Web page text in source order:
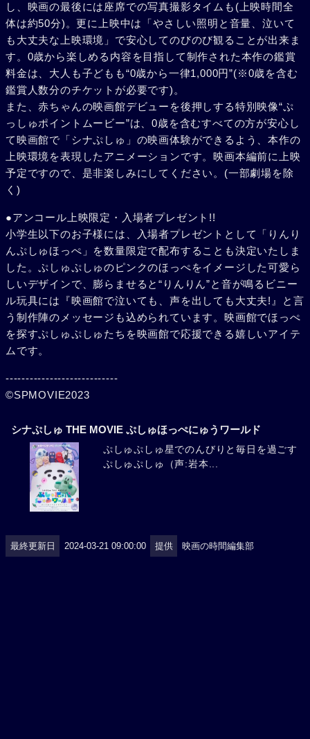
し、映画の最後には座席での写真撮影タイムも(上映時間全
体は約50分)。更に上映中は「やさしい照明と音量、泣いて
も大丈夫な上映環境」で安心してのびのび観ることが出来ま
す。0歳から楽しめる内容を目指して制作された本作の鑑賞
料金は、大人も子どもも“0歳から一律1,000円”(※0歳を含む
鑑賞人数分のチケットが必要です)。
また、赤ちゃんの映画館デビューを後押しする特別映像“ぷ
っしゅポイントムービー”は、0歳を含むすべての方が安心し
て映画館で「シナぷしゅ」の映画体験ができるよう、本作の
上映環境を表現したアニメーションです。映画本編前に上映
予定ですので、是非楽しみにしてください。(一部劇場を除
く)
●アンコール上映限定・入場者プレゼント!!
小学生以下のお子様には、入場者プレゼントとして「りんり
んぷしゅほっぺ」を数量限定で配布することも決定いたしま
した。ぷしゅぷしゅのピンクのほっぺをイメージした可愛ら
しいデザインで、膨らませると“りんりん”と音が鳴るビニー
ル玩具には『映画館で泣いても、声を出しても大丈夫!』と言
う制作陣のメッセージも込められています。映画館でほっぺ
を探すぷしゅぷしゅたちを映画館で応援できる嬉しいアイテ
ムです。
----------------------------
©SPMOVIE2023
シナぷしゅ THE MOVIE ぷしゅほっぺにゅうワールド
ぷしゅぷしゅ星でのんびりと毎日を過ごす
ぷしゅぷしゅ（声:岩本...
最終更新日 2024-03-21 09:00:00 提供 映画の時間編集部